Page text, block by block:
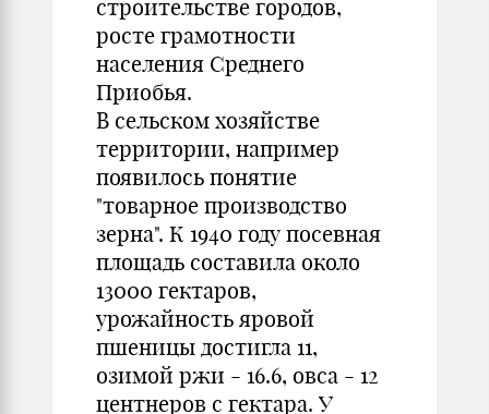
строительстве городов,
росте грамотности
населения Среднего
Приобья.
В сельском хозяйстве
территории, например
появилось понятие
"товарное производство
зерна". К 1940 году посевная
площадь составила около
13000 гектаров,
урожайность яровой
пшеницы достигла 11,
озимой ржи - 16.6, овса - 12
центнеров с гектара. У